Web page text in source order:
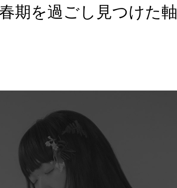
期を過ごし見つけた軸